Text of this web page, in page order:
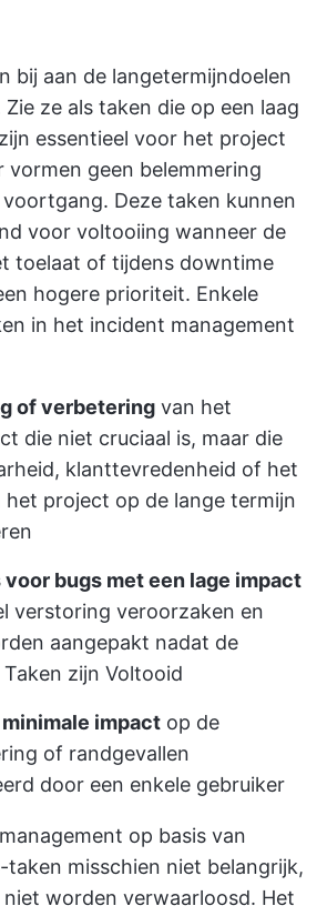
bij aan de langetermijndoelen
ze als taken die op een laag
essentieel voor het project
vormen geen belemmering
Deze taken kunnen
voor voltooiing wanneer de
toelaat of tijdens downtime
hogere prioriteit. Enkele
in het incident management
of verbetering van het
die niet cruciaal is, maar die
klanttevredenheid of het
het project op de lange termijn
voor bugs met een lage impact
verstoring veroorzaken en
aangepakt nadat de
zijn Voltooid
impact op de
of randgevallen
door een enkele gebruiker
op basis van
misschien niet belangrijk,
worden verwaarloosd. Het